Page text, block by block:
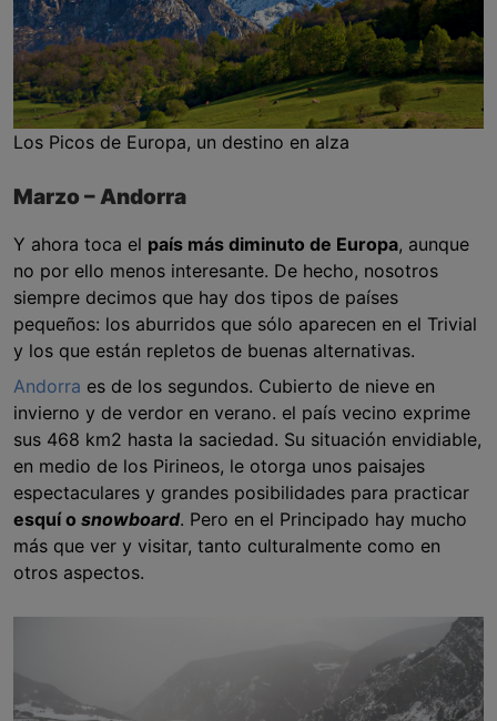
Los Picos de Europa, un destino en alza
Marzo – Andorra
Y ahora toca el país más diminuto de Europa, aunque
no por ello menos interesante. De hecho, nosotros
siempre decimos que hay dos tipos de países
pequeños: los aburridos que sólo aparecen en el Trivial
y los que están repletos de buenas alternativas.
Andorra es de los segundos. Cubierto de nieve en
invierno y de verdor en verano. el país vecino exprime
sus 468 km2 hasta la saciedad. Su situación envidiable,
en medio de los Pirineos, le otorga unos paisajes
espectaculares y grandes posibilidades para practicar
esquí o snowboard. Pero en el Principado hay mucho
más que ver y visitar, tanto culturalmente como en
otros aspectos.